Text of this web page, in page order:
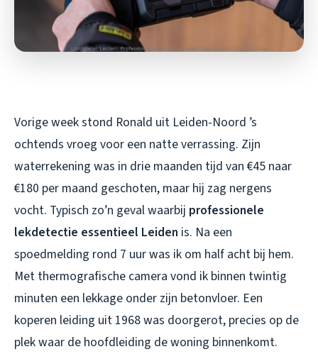
Vorige week stond Ronald uit Leiden-Noord ’s
ochtends vroeg voor een natte verrassing. Zijn
waterrekening was in drie maanden tijd van €45 naar
€180 per maand geschoten, maar hij zag nergens
vocht. Typisch zo’n geval waarbij professionele
lekdetectie essentieel Leiden is. Na een
spoedmelding rond 7 uur was ik om half acht bij hem.
Met thermografische camera vond ik binnen twintig
minuten een lekkage onder zijn betonvloer. Een
koperen leiding uit 1968 was doorgerot, precies op de
plek waar de hoofdleiding de woning binnenkomt.